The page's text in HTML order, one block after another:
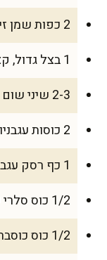
2 כפות שמן זית
1 בצל גדול, קצוץ דק
2-3 שיני שום כתושות
2 כוסות עגבניות מרוסקות
1 כף רסק עגבניות
1/2 כוס סלרי קצוץ דק (כולל העלים)
1/2 כוס כוסברה קצוצה